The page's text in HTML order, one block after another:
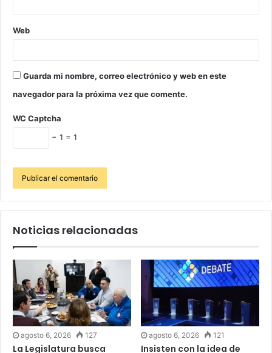
Web
Guarda mi nombre, correo electrónico y web en este
navegador para la próxima vez que comente.
WC Captcha
− 1 = 1
Noticias relacionadas
agosto 6, 2026 127
La Legislatura busca
agosto 6, 2026 121
Insisten con la idea de